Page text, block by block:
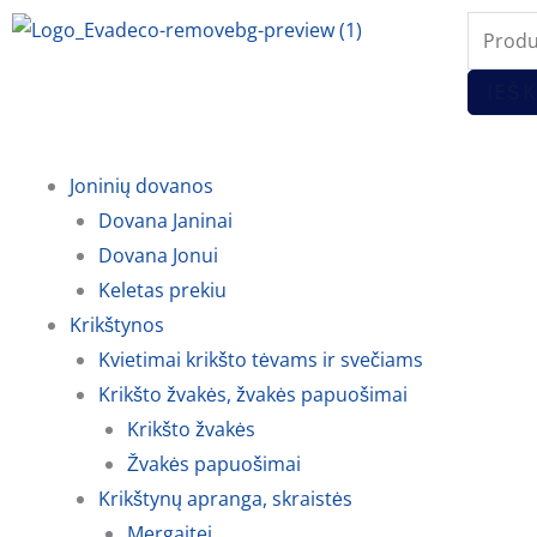
Pereiti
search
Joninių dovanos
Dovana Janinai
Dovana Jonui
Keletas prekiu
Krikštynos
Kvietimai krikšto tėvams ir svečiams
Krikšto žvakės, žvakės papuošimai
Krikšto žvakės
Žvakės papuošimai
Krikštynų apranga, skraistės